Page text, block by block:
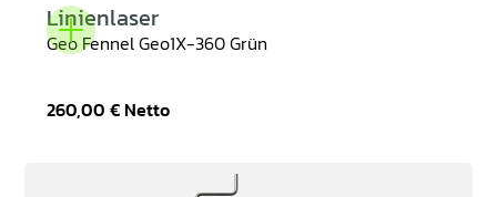
Linienlaser
Geo Fennel Geo1X-360 Grün
260,00 €Netto